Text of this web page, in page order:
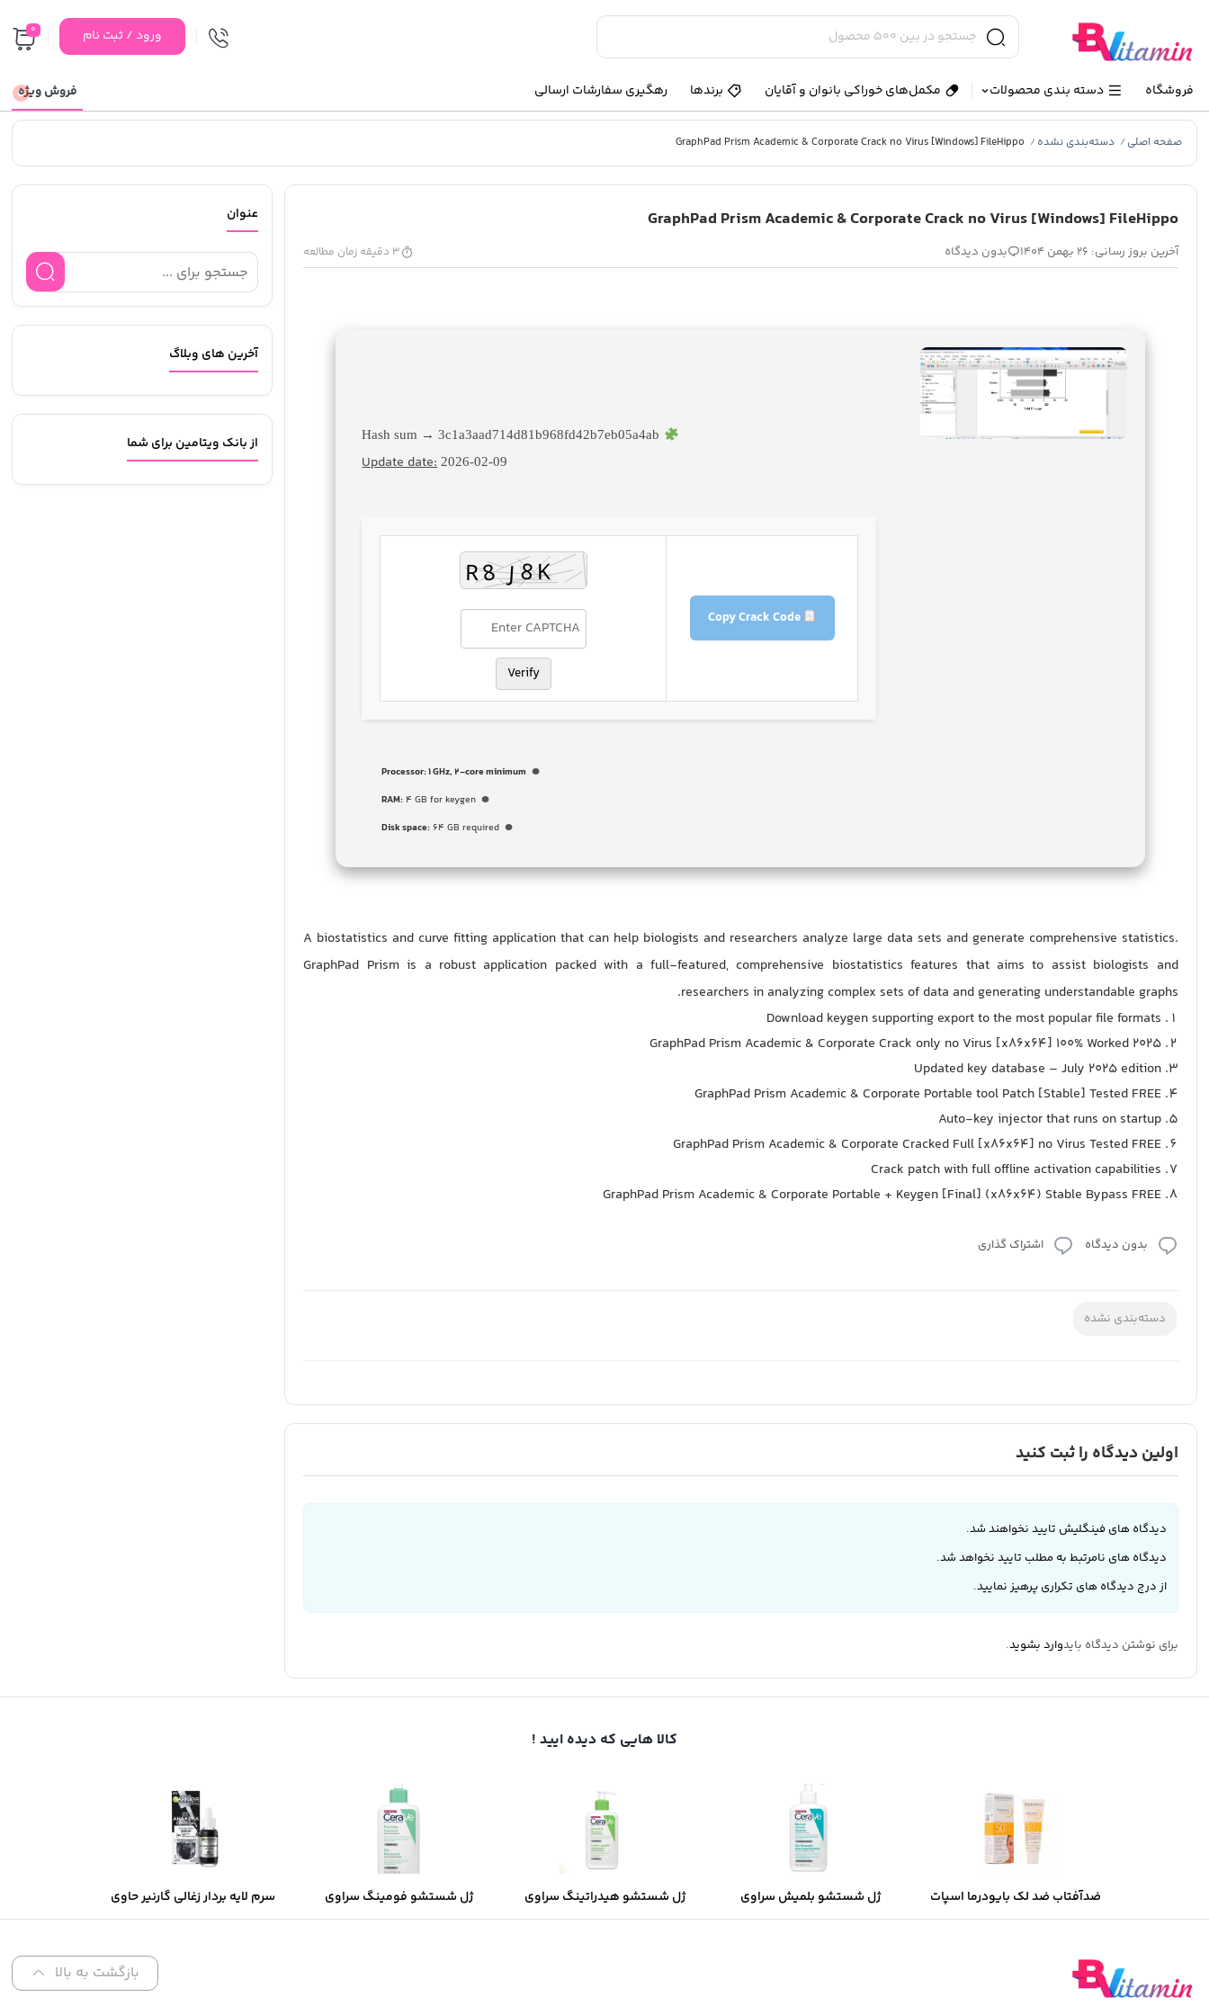
ورود / ثبت نام 0
فروشگاه دسته بندی محصولات مکمل‌های خوراکی بانوان و آقایان برندها رهگیری سفارشات ارسالی فروش ویژه
صفحه اصلی / دسته‌بندی نشده /
GraphPad Prism Academic & Corporate Crack no Virus [Windows] FileHippo
GraphPad Prism Academic & Corporate Crack no Virus [Windows] FileHippo
آخرین بروز رسانی: 26 بهمن 1404 بدون دیدگاه 3 دقیقه زمان مطالعه
Update date: 2026-02-09
Copy Crack Code
Verify
Processor:1 GHz, 2-core minimum
RAM:4 GB for keygen
Disk space: 64 GB required
A biostatistics and curve fitting application that can help biologists and researchers analyze large data sets and generate comprehensive statistics.
GraphPad Prism is a robust application packed with a full-featured, comprehensive biostatistics features that aims to assist biologists and
researchers in analyzing complex sets of data and generating understandable graphs.
Download keygen supporting export to the most popular file formats
GraphPad Prism Academic & Corporate Crack only no Virus [x86x64] 100% Worked 2025
Updated key database – July 2025 edition
GraphPad Prism Academic & Corporate Portable tool Patch [Stable] Tested FREE
Auto-key injector that runs on startup
GraphPad Prism Academic & Corporate Cracked Full [x86x64] no Virus Tested FREE
Crack patch with full offline activation capabilities
GraphPad Prism Academic & Corporate Portable + Keygen [Final] (x86x64) Stable Bypass FREE
بدون دیدگاه اشتراک گذاری
دسته‌بندی نشده
اولین دیدگاه را ثبت کنید
دیدگاه های فینگلیش تایید نخواهند شد.
دیدگاه های نامرتبط به مطلب تایید نخواهد شد.
از درج دیدگاه های تکراری پرهیز نمایید.
برای نوشتن دیدگاه بایدوارد بشوید.
عنوان
آخرین های وبلاگ
از بانک ویتامین برای شما
کالا هایی که دیده ایید !
ضدآفتاب ضد لک بایودرما اسپات
ایج SPF50 میل 40
ژل شستشو بلمیش سراوی
مخصوص پوست چرب و جوش دار
ژل شستشو هیدراتینگ سراوی
مخصوص پوست نرمال و خشک
ژل شستشو فومینگ سراوی
مخصوص پوست های نرمال تا
سرم لایه بردار زغالی گارنیر حاوی
AHA و BHA
بازگشت به بالا